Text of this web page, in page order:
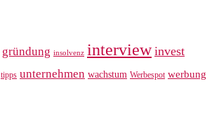
gründung insolvenz interview invest
tipps unternehmen wachstum Werbespot werbung